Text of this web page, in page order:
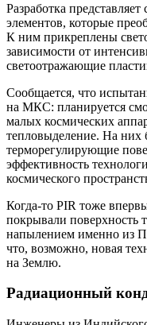
Разработка
элементов, которые
К ним прикреплены
зависимости от
светоотражающие
Сообщается, что
на МКС: планируется
малых космических
тепловыделение. На них
терморегулирующие
эффективность
космического
Когда-то PIR тоже
покрывали поверхность
напылением именно из
что, возможно, новая
на Землю.
Радиационный